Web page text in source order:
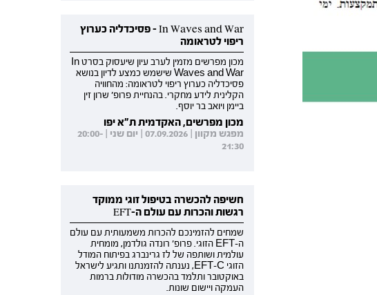
In Waves and War - פסיכדליה כערוץ
ריפוי לטראומה
מכון מפרשים מזמין לערב עיון שיעסוק בסרט In
Waves and War שישמש כמצע לדיון בנושא
פסיכדליה כערוץ ריפוי לטראומה: מהחוויה
הקלינית לידע מחקרי. בהנחיית פרופ' שרון זין
ביימן ויואב בר יוסף.
מכון מפרשים, האקדמית ת"א יפו
מפגש מקוון | 07.09.2026 | יום שני | 20:00-
21:30
חשיפה להכשרה בטיפול זוגי ממוקד
רגשות והכרות עם עולם ה-EFT
שמחים להזמינכם להכרות משמעותית עם עולם
ה-EFT הזוגי. פרופ' רונדה גולדמן, מומחית
עולמית ושותפה של לז גרינברג בפיתוח המודל
הזוגי EFT-C, נענתה להזמנתנו ותגיע לישראל
באוקטובר ותלמד בהכשרה מודולות ברמות
העמקה ויישום שונות.